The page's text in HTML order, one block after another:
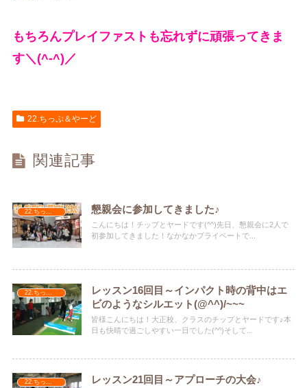
もちろんプレイファストも忘れずに頑張ってきま
す＼(^-^)／
22.ちっぷ＆やーど
関連記事
懇親会に参加してきました♪
こんにちは！チップとヤードです(^^)先日、懇親会に2人で
初参加してきました！なかなかプライベートで...
レッスン16回目～インパクト時の背中はエ
ビのようなシルエット(@^^)/~~~
皆様こんにちは！大正校、クラスのチップとヤードです♪本
日も快晴で過ごしやすい一日でした(^^)そして...
22.ちっぷ＆やーど レッスン21回目～アプローチの大会♪